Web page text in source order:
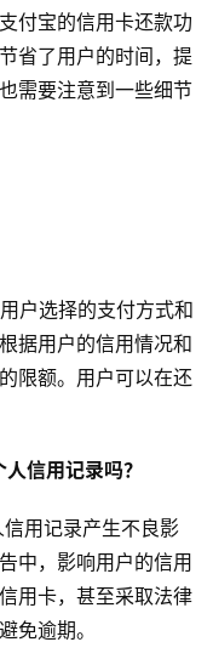
付宝的信用卡还款功
省了用户的时间，提
需要注意到一些细节
户选择的支付方式和
据用户的信用情况和
限额。用户可以在还
信用记录吗？
用记录产生不良影
中，影响用户的信用
用卡，甚至采取法律
免逾期。